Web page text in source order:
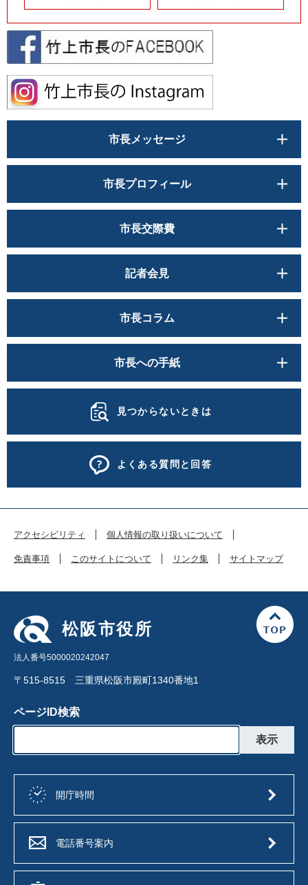
市長メッセージ
市長プロフィール
市長交際費
記者会見
市長コラム
市長への手紙
見つからないときは
よくある質問と回答
アクセシビリティ 個人情報の取り扱いについて
免責事項 このサイトについて リンク集 サイトマップ
松阪市役所
法人番号5000020242047
〒515-8515 三重県松阪市殿町1340番地1
ページID検索
開庁時間
電話番号案内